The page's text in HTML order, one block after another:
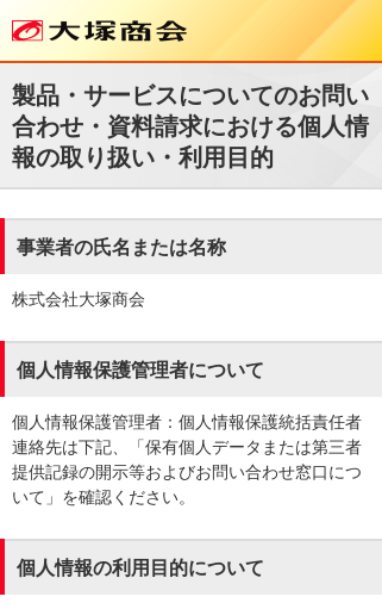
製品・サービスについてのお問い
合わせ・資料請求における個人情
報の取り扱い・利用目的
事業者の氏名または名称
株式会社大塚商会
個人情報保護管理者について
個人情報保護管理者：個人情報保護統括責任者
連絡先は下記、「保有個人データまたは第三者
提供記録の開示等およびお問い合わせ窓口につ
いて」を確認ください。
個人情報の利用目的について